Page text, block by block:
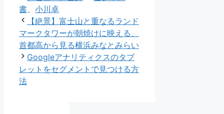
テ
ゴ
リ
ー
書
小川卓
【絶景】富士山と重なるランド
マークタワーが朝焼けに映える、
首都高から見る横浜みなとみらい
Googleアナリティクスのタブ
レットをセグメントで見つける方
法